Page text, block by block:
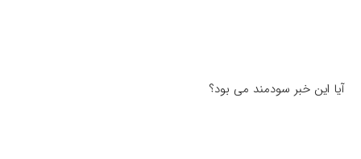
آیا این خبر سودمند می بود؟